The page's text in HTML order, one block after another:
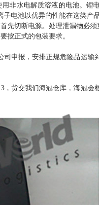
非水电解质溶液的电池。
电池以优异的性能在这类产
先切断电源。处理泄漏物必
按正式的包装要求。
申报，安排正规危险品运
货交我们海冠仓库，海冠